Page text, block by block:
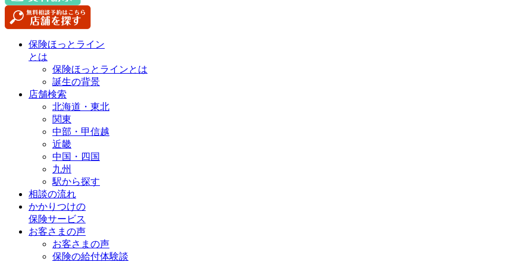
保険ほっとライン
とは
保険ほっとラインとは
誕生の背景
店舗検索
北海道・東北
関東
中部・甲信越
近畿
中国・四国
九州
駅から探す
相談の流れ
かかりつけの
保険サービス
お客さまの声
お客さまの声
保険の給付体験談